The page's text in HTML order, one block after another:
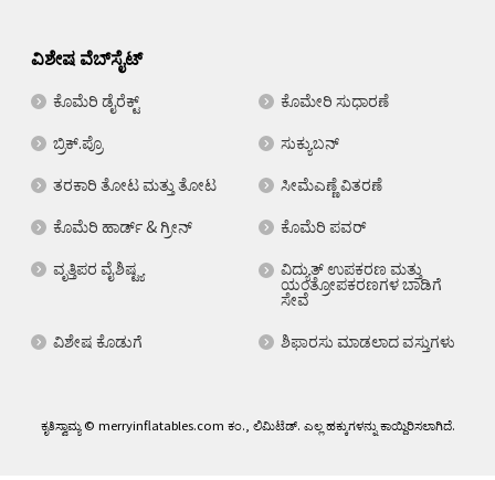
ವಿಶೇಷ ವೆಬ್‌ಸೈಟ್
ಕೊಮೆರಿ ಡೈರೆಕ್ಟ್
ಕೊಮೇರಿ ಸುಧಾರಣೆ
ಬ್ರಿಕ್.ಪ್ರೊ
ಸುಕ್ಯುಬನ್
ತರಕಾರಿ ತೋಟ ಮತ್ತು ತೋಟ
ಸೀಮೆಎಣ್ಣೆ ವಿತರಣೆ
ಕೊಮೆರಿ ಹಾರ್ಡ್ & ಗ್ರೀನ್
ಕೊಮೆರಿ ಪವರ್
ವೃತ್ತಿಪರ ವೈಶಿಷ್ಟ್ಯ
ವಿದ್ಯುತ್ ಉಪಕರಣ ಮತ್ತು
ಯಂತ್ರೋಪಕರಣಗಳ ಬಾಡಿಗೆ
ಸೇವೆ
ವಿಶೇಷ ಕೊಡುಗೆ
ಶಿಫಾರಸು ಮಾಡಲಾದ ವಸ್ತುಗಳು
ಕೃತಿಸ್ವಾಮ್ಯ © merryinflatables.com ಕಂ., ಲಿಮಿಟೆಡ್. ಎಲ್ಲ ಹಕ್ಕುಗಳನ್ನು ಕಾಯ್ದಿರಿಸಲಾಗಿದೆ.